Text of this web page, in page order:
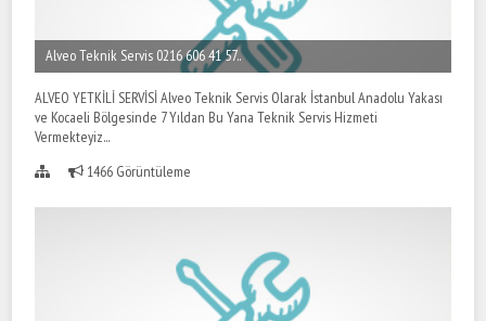
Alveo Teknik Servis 0216 606 41 57..
ALVEO YETKİLİ SERVİSİ Alveo Teknik Servis Olarak İstanbul Anadolu Yakası
ve Kocaeli Bölgesinde 7 Yıldan Bu Yana Teknik Servis Hizmeti
Vermekteyiz...
1466 Görüntüleme